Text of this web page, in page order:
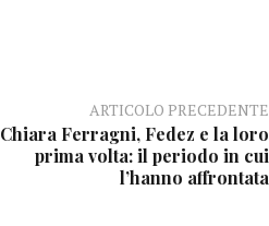
ARTICOLO PRECEDENTE
Chiara Ferragni, Fedez e la loro
prima volta: il periodo in cui
l’hanno affrontata